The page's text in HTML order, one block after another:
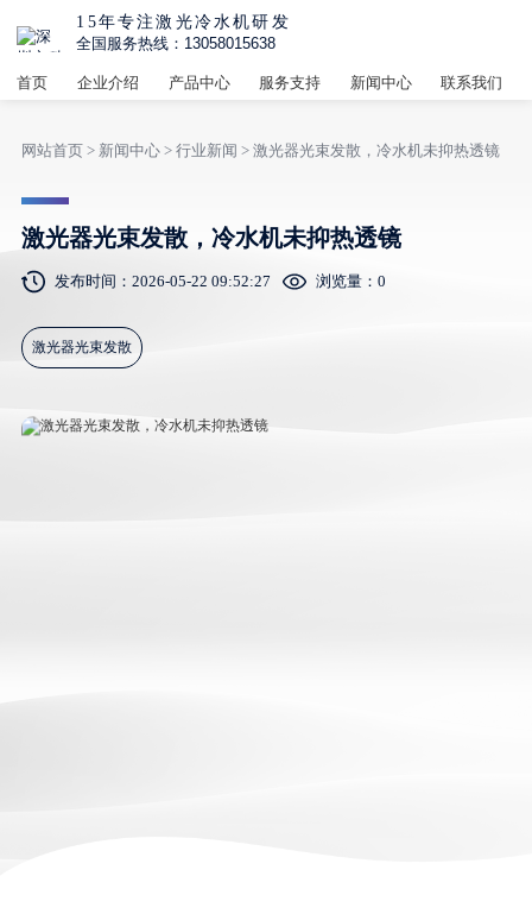
15年专注激光冷水机研发
全国服务热线：13058015638
首页 企业介绍 产品中心 服务支持 新闻中心 联系我们
网站首页> 新闻中心> 行业新闻 > 激光器光束发散，冷水机未抑热透镜
激光器光束发散，冷水机未抑热透镜
发布时间：2026-05-22 09:52:27 浏览量： 0
激光器光束发散